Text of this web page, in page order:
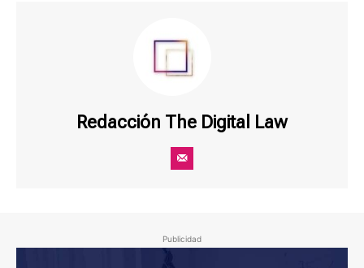
Redacción The Digital Law
Publicidad